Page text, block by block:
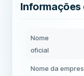
Informações
Nome
oficial
Nome da